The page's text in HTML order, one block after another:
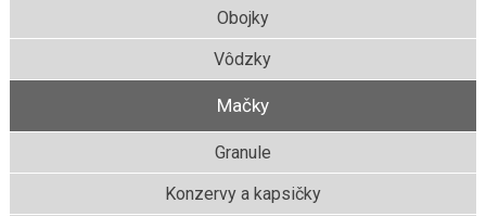
Obojky
Vôdzky
Mačky
Granule
Konzervy a kapsičky